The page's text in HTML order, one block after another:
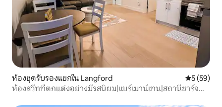
ห้องชุดรับรองแขกใน Langford คะแนนเฉลี่
5 (59)
ห้องสวีทที่ตกแต่งอย่างมีรสนิยม|แบร์เมาน์เทน|สถานีชาร์จ